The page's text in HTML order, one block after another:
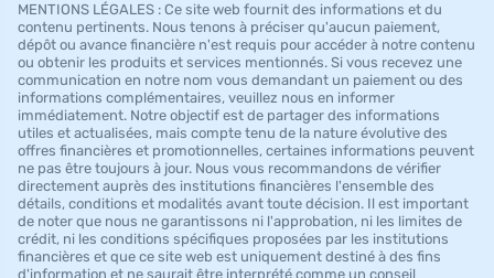
MENTIONS LÉGALES : Ce site web fournit des informations et du
contenu pertinents. Nous tenons à préciser qu'aucun paiement,
dépôt ou avance financière n'est requis pour accéder à notre contenu
ou obtenir les produits et services mentionnés. Si vous recevez une
communication en notre nom vous demandant un paiement ou des
informations complémentaires, veuillez nous en informer
immédiatement. Notre objectif est de partager des informations
utiles et actualisées, mais compte tenu de la nature évolutive des
offres financières et promotionnelles, certaines informations peuvent
ne pas être toujours à jour. Nous vous recommandons de vérifier
directement auprès des institutions financières l'ensemble des
détails, conditions et modalités avant toute décision. Il est important
de noter que nous ne garantissons ni l'approbation, ni les limites de
crédit, ni les conditions spécifiques proposées par les institutions
financières et que ce site web est uniquement destiné à des fins
d'information et ne saurait être interprété comme un conseil